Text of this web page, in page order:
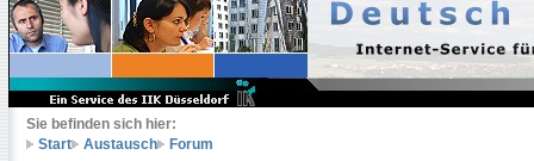
Sie befinden sich hier:
Start
Austausch Forum